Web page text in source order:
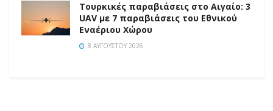
Τουρκικές παραβιάσεις στο Αιγαίο: 3
UAV με 7 παραβιάσεις του Εθνικού
Εναέριου Χώρου
8 ΑΥΓΟΎΣΤΟΥ 2026